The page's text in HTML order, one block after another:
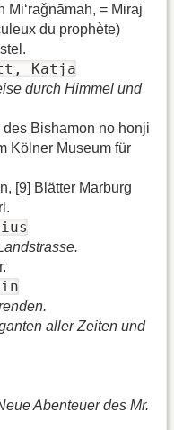
Miʻraǧnāmah, = Miraj
du prophète)
Katja
durch Himmel und
Bishamon no honji
Kölner Museum für
[9] Blätter Marburg
aller Zeiten und
Abenteuer des Mr.